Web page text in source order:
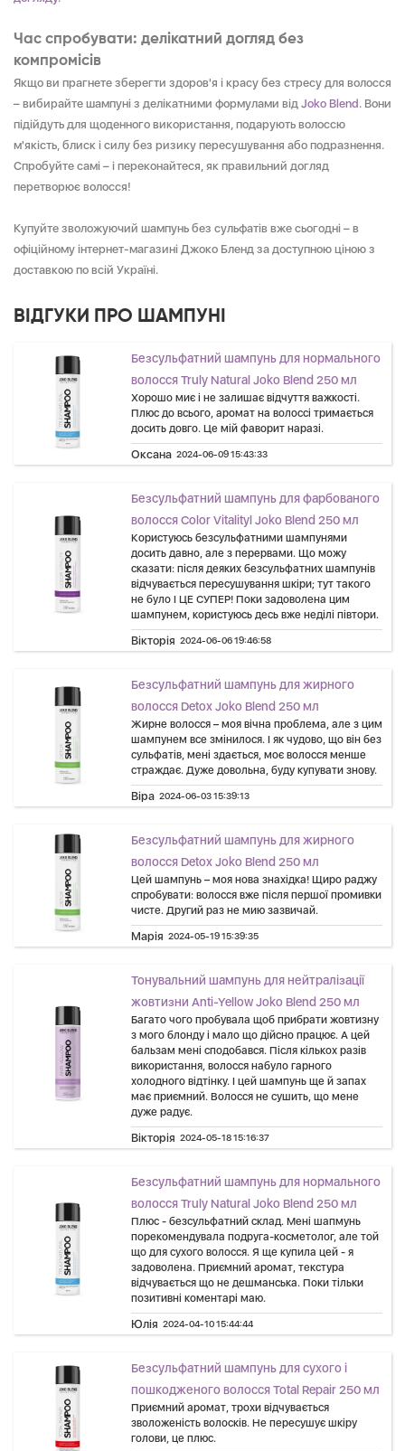
Час спробувати: делікатний догляд без
компромісів
Якщо ви прагнете зберегти здоров'я і красу без стресу для волосся
– вибирайте шампуні з делікатними формулами від Joko Blend. Вони
підійдуть для щоденного використання, подарують волоссю
м'якість, блиск і силу без ризику пересушування або подразнення.
Спробуйте самі – і переконайтеся, як правильний догляд
перетворює волосся!
Купуйте зволожуючий шампунь без сульфатів вже сьогодні – в
офіційному інтернет-магазині Джоко Бленд за доступною ціною з
доставкою по всій Україні.
ВІДГУКИ ПРО ШАМПУНІ
Безсульфатний шампунь для нормального
волосся Truly Natural Joko Blend 250 мл
Хорошо миє і не залишає відчуття важкості.
Плюс до всього, аромат на волоссі тримається
досить довго. Це мій фаворит наразі.
Оксана 2024-06-09 15:43:33
Безсульфатний шампунь для фарбованого
волосся Color Vitalityl Joko Blend 250 мл
Користуюсь безсульфатними шампунями
досить давно, але з перервами. Що можу
сказати: після деяких безсульфатних шампунів
відчувається пересушування шкіри; тут такого
не було І ЦЕ СУПЕР! Поки задоволена цим
шампунем, користуюсь десь вже неділі півтори.
Вікторія 2024-06-06 19:46:58
Безсульфатний шампунь для жирного
волосся Detox Joko Blend 250 мл
Жирне волосся – моя вічна проблема, але з цим
шампунем все змінилося. І як чудово, що він без
сульфатів, мені здається, моє волосся менше
страждає. Дуже довольна, буду купувати знову.
Віра 2024-06-03 15:39:13
Безсульфатний шампунь для жирного
волосся Detox Joko Blend 250 мл
Цей шампунь – моя нова знахідка! Щиро раджу
спробувати: волосся вже після першої промивки
чисте. Другий раз не мию зазвичай.
Марія 2024-05-19 15:39:35
Тонувальний шампунь для нейтралізації
жовтизни Anti-Yellow Joko Blend 250 мл
Багато чого пробувала щоб прибрати жовтизну
з мого блонду і мало що дійсно працює. А цей
бальзам мені сподобався. Після кількох разів
використання, волосся набуло гарного
холодного відтінку. І цей шампунь ще й запах
має приємний. Волосся не сушить, що мене
дуже радує.
Вікторія 2024-05-18 15:16:37
Безсульфатний шампунь для нормального
волосся Truly Natural Joko Blend 250 мл
Плюс - безсульфатний склад. Мені шапмунь
порекомендувала подруга-косметолог, але той
що для сухого волосся. Я ще купила цей - я
задоволена. Приємний аромат, текстура
відчувається що не дешманська. Поки тільки
позитивні коментарі маю.
Юлія 2024-04-10 15:44:44
Безсульфатний шампунь для сухого і
пошкодженого волосся Total Repair 250 мл
Приємний аромат, трохи відчувається
зволоженість волосків. Не пересушує шкіру
голови, це плюс.